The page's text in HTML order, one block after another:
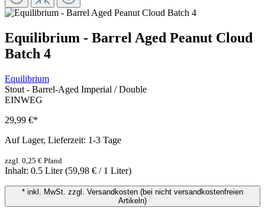
Equilibrium - Barrel Aged Peanut Cloud
Batch 4
Equilibrium
Stout - Barrel-Aged Imperial / Double
EINWEG
29,99 €*
Auf Lager, Lieferzeit: 1-3 Tage
zzgl. 0,25 € Pfand
Inhalt: 0.5 Liter(59,98 € / 1 Liter)
* inkl. MwSt. zzgl. Versandkosten (bei nicht versandkostenfreien
Artikeln)